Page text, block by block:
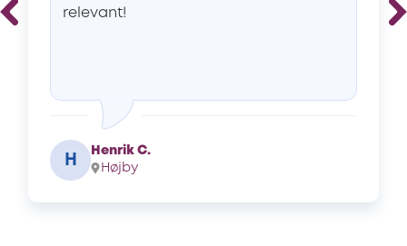
relevant!
H
Henrik C.
Højby